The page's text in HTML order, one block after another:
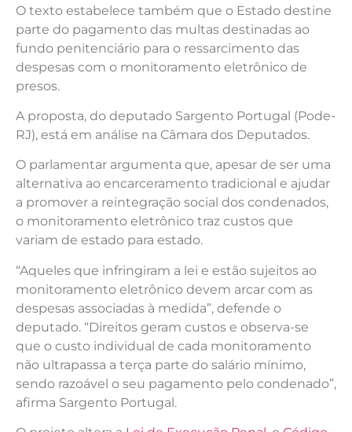
O texto estabelece também que o Estado destine
parte do pagamento das multas destinadas ao
fundo penitenciário para o ressarcimento das
despesas com o monitoramento eletrônico de
presos.
A proposta, do deputado Sargento Portugal (Pode-
RJ), está em análise na Câmara dos Deputados.
O parlamentar argumenta que, apesar de ser uma
alternativa ao encarceramento tradicional e ajudar
a promover a reintegração social dos condenados,
o monitoramento eletrônico traz custos que
variam de estado para estado.
“Aqueles que infringiram a lei e estão sujeitos ao
monitoramento eletrônico devem arcar com as
despesas associadas à medida”, defende o
deputado. “Direitos geram custos e observa-se
que o custo individual de cada monitoramento
não ultrapassa a terça parte do salário mínimo,
sendo razoável o seu pagamento pelo condenado”,
afirma Sargento Portugal.